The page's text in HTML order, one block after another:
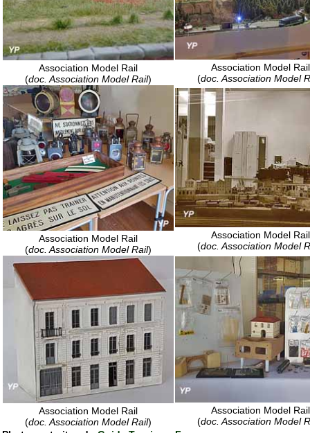
Association Model Rail
(doc. Association Model Rail)
Association Model Rail
(doc. Association Model
Association Model Rail
(doc. Association Model Rail)
Association Model Rail
(doc. Association Model
Association Model Rail
(doc. Association Model Rail)
Association Model Rail
(doc. Association Model